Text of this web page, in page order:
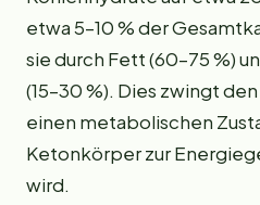
etwa 5–10 % der
sie durch Fett (60–75 %)
(15–30 %). Dies zwingt
einen metabolischen
Ketonkörper zur
wird.